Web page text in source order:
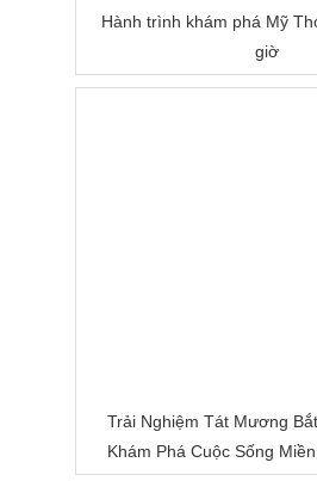
Hành trình khám phá Mỹ
giờ
Trải Nghiệm Tát Mương
Khám Phá Cuộc Sống